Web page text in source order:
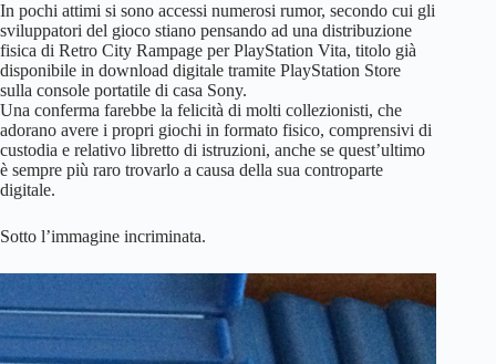
In pochi attimi si sono accessi numerosi rumor, secondo cui gli
sviluppatori del gioco stiano pensando ad una distribuzione
fisica di Retro City Rampage per PlayStation Vita, titolo già
disponibile in download digitale tramite PlayStation Store
sulla console portatile di casa Sony.
Una conferma farebbe la felicità di molti collezionisti, che
adorano avere i propri giochi in formato fisico, comprensivi di
custodia e relativo libretto di istruzioni, anche se quest’ultimo
è sempre più raro trovarlo a causa della sua controparte
digitale.
Sotto l’immagine incriminata.